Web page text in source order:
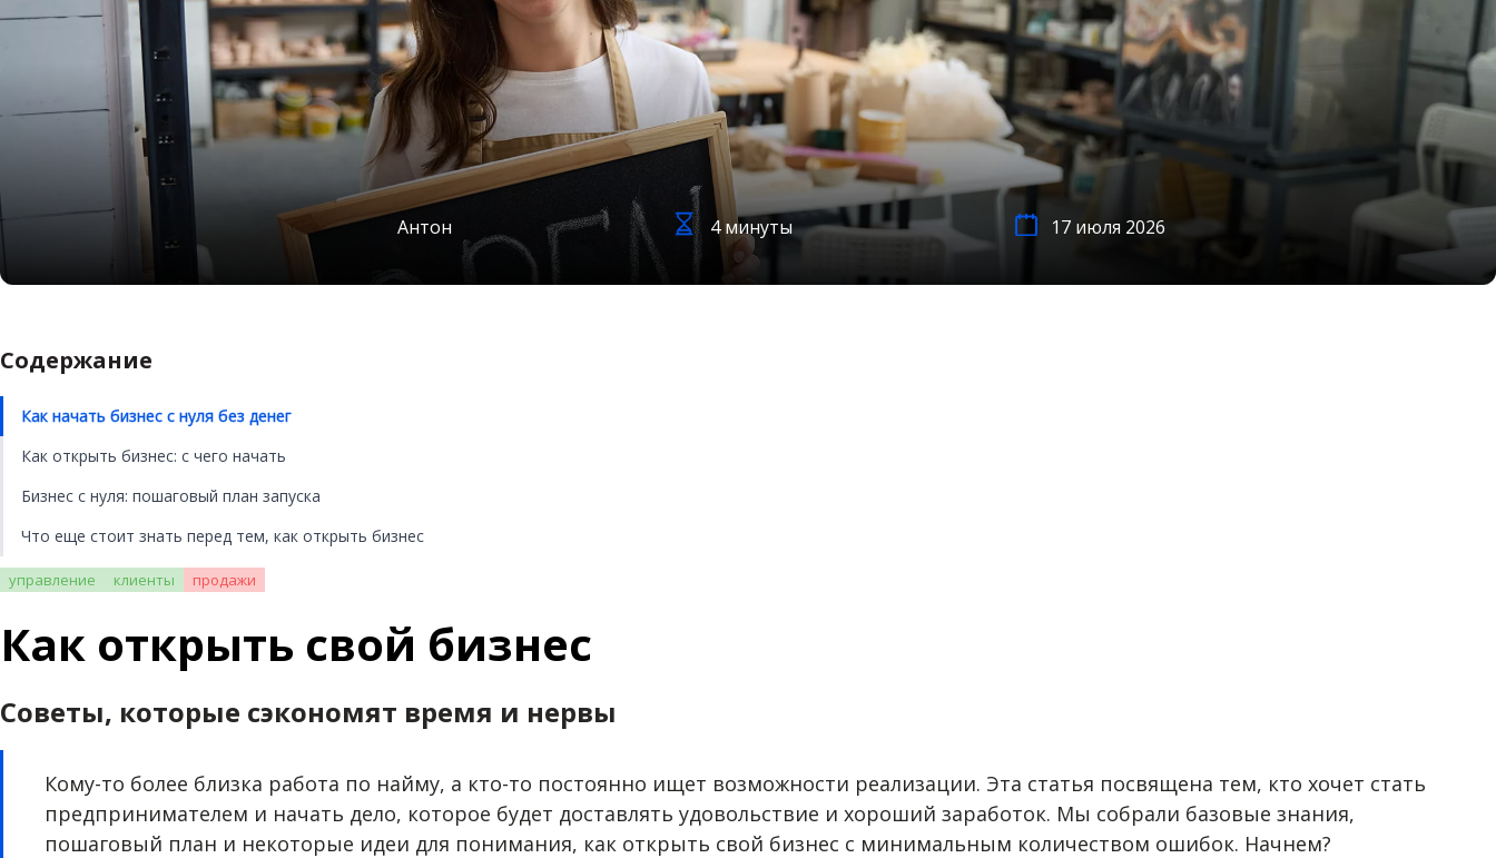
Антон 4 минуты 17 июля 2026
Содержание
Как начать бизнес с нуля без денег
Как открыть бизнес: с чего начать
Бизнес с нуля: пошаговый план запуска
Что еще стоит знать перед тем, как открыть бизнес
управление клиенты продажи
Как открыть свой бизнес
Советы, которые сэкономят время и нервы
Кому-то более близка работа по найму, а кто-то постоянно ищет возможности реализации. Эта статья посвящена тем, кто хочет стать
предпринимателем и начать дело, которое будет доставлять удовольствие и хороший заработок. Мы собрали базовые знания,
пошаговый план и некоторые идеи для понимания, как открыть свой бизнес с минимальным количеством ошибок. Начнем?